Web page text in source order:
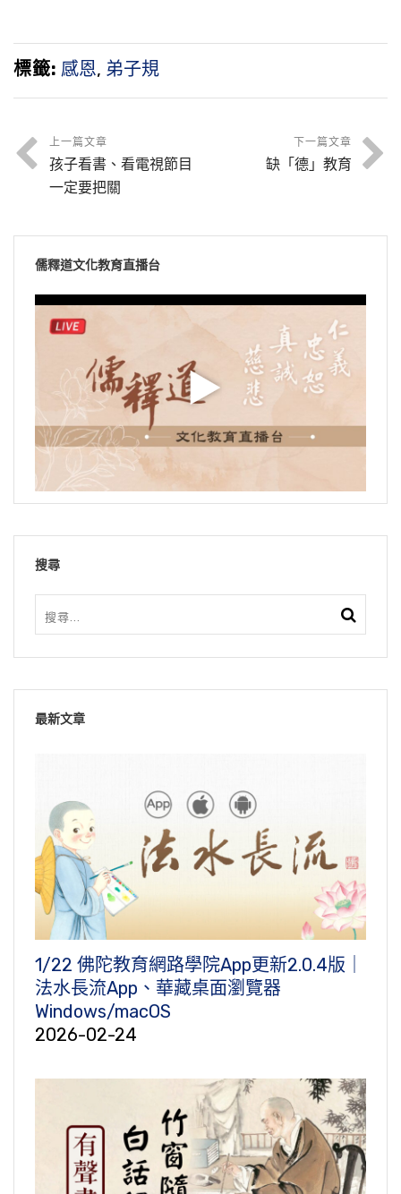
標籤: 感恩, 弟子規
上一篇文章
孩子看書、看電視節目
一定要把關
下一篇文章
缺「德」教育
儒釋道文化教育直播台
搜尋
最新文章
1/22 佛陀教育網路學院App更新2.0.4版｜
法水長流App、華藏桌面瀏覽器
Windows/macOS
2026-02-24